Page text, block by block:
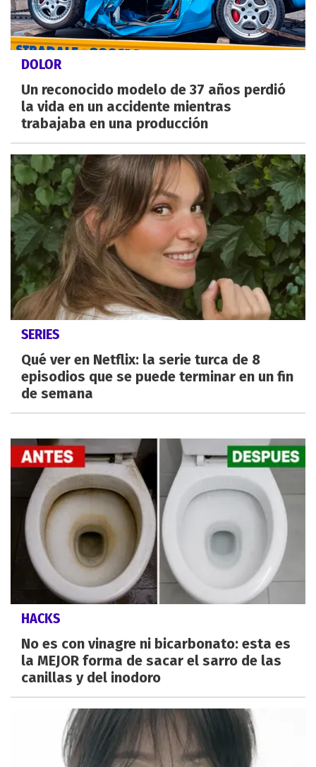
DOLOR
Un reconocido modelo de 37 años perdió
la vida en un accidente mientras
trabajaba en una producción
SERIES
Qué ver en Netflix: la serie turca de 8
episodios que se puede terminar en un fin
de semana
HACKS
No es con vinagre ni bicarbonato: esta es
la MEJOR forma de sacar el sarro de las
canillas y del inodoro